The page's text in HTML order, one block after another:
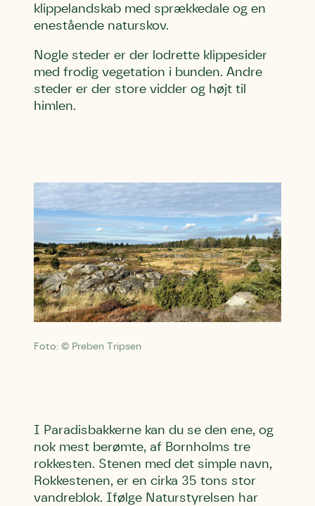
klippelandskab med sprækkedale og en
enestående naturskov.
Nogle steder er der lodrette klippesider
med frodig vegetation i bunden. Andre
steder er der store vidder og højt til
himlen.
Foto: © Preben Tripsen
I Paradisbakkerne kan du se den ene, og
nok mest berømte, af Bornholms tre
rokkesten. Stenen med det simple navn,
Rokkestenen, er en cirka 35 tons stor
vandreblok. Ifølge Naturstyrelsen har